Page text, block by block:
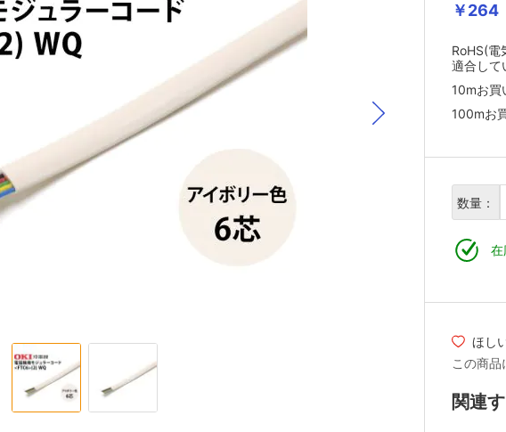
￥264
RoHS(電
適合して
10mお買
100mお
数量：
在
ほし
この商品
関連